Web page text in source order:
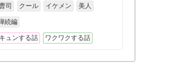
司 クール イケメン 美人
続編
ュンする話 ワクワクする話